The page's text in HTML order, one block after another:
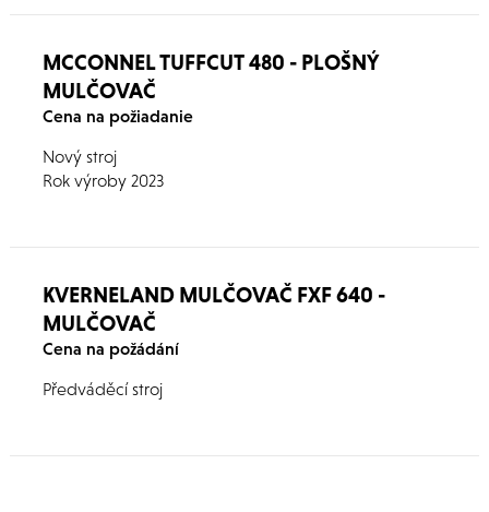
MCCONNEL TUFFCUT 480 - PLOŠNÝ
MULČOVAČ
Cena na požiadanie
Nový stroj
Rok výroby 2023
KVERNELAND MULČOVAČ FXF 640 -
MULČOVAČ
Cena na požádání
Předváděcí stroj